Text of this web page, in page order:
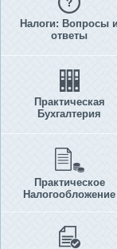
Налоги: Вопросы и
ответы
Практическая
Бухгалтерия
Практическое
Налогообложение